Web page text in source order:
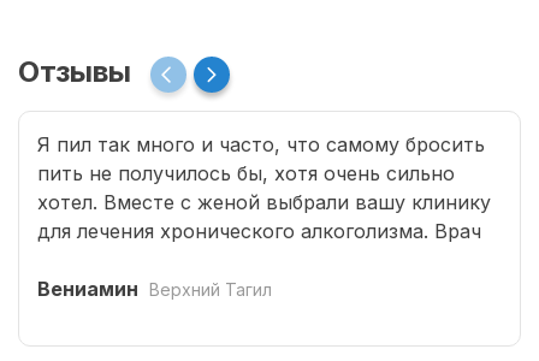
Отзывы
Я пил так много и часто, что самому бросить
пить не получилось бы, хотя очень сильно
хотел. Вместе с женой выбрали вашу клинику
для лечения хронического алкоголизма. Врач
сроком на три года. Вшивание препаратов
лечение. Врачом наркологом было подобрано
Вениамин Верхний Тагил